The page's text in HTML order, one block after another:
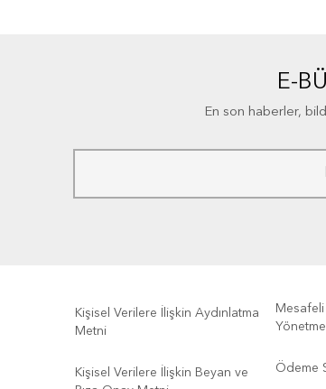
E-
En son haberler,
Kişisel Verilere İlişkin Aydınlatma
Metni
Kişisel Verilere İlişkin Beyan ve
Ödeme